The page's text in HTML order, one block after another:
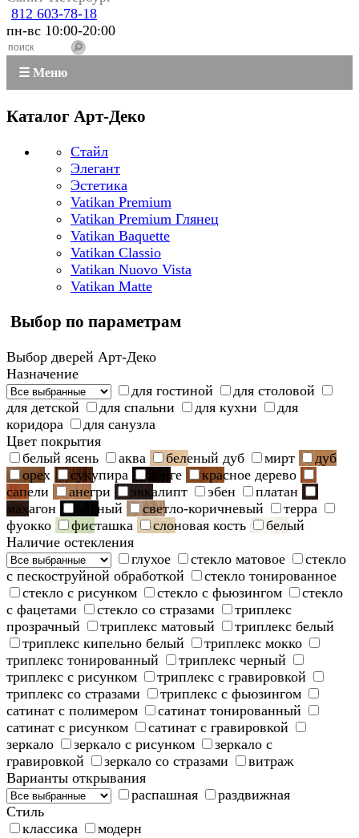
812 603-78-18
пн-вс 10:00-20:00
☰ Меню
Каталог Арт-Деко
Стайл
Элегант
Эстетика
Vatikan Premium
Vatikan Premium Глянец
Vatikan Baquette
Vatikan Classio
Vatikan Nuovo Vista
Vatikan Matte
Выбор по параметрам
Выбор дверей Арт-Деко
Назначение
для гостиной
для столовой
для детской
для спальни для кухни
для
коридора
для санузла
Цвет покрытия
белый ясень
аква беленый дуб мирт
дуб
орех
сукупира венге
красное дерево
сапели
анегри эвкалипт эбен
платан
махагон
черный светло-коричневый
терра
фуокко
фисташка слоновая кость
белый
Наличие остекления
глухое
стекло матовое
стекло
с пескоструйной обработкой
стекло тонированное
стекло с рисунком
стекло с фьюзингом
стекло
с фацетами
стекло со стразами
триплекс
прозрачный
триплекс матовый
триплекс белый
триплекс кипельно белый
триплекс мокко
триплекс тонированный
триплекс черный
триплекс с рисунком
триплекс с гравировкой
триплекс со стразами
триплекс с фьюзингом
сатинат с полимером
сатинат тонированный
сатинат с рисунком
сатинат с гравировкой
зеркало
зеркало с рисунком
зеркало с
гравировкой
зеркало со стразами
витраж
Варианты открывания
распашная
раздвижная
Стиль
классика
модерн